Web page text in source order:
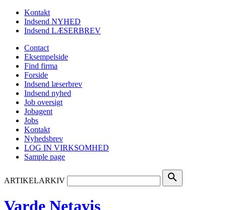
Kontakt
Indsend NYHED
Indsend LÆSERBREV
Contact
Eksempelside
Find firma
Forside
Indsend læserbrev
Indsend nyhed
Job oversigt
Jobagent
Jobs
Kontakt
Nyhedsbrev
LOG IN VIRKSOMHED
Sample page
ARTIKELARKIV search
Varde Netavis